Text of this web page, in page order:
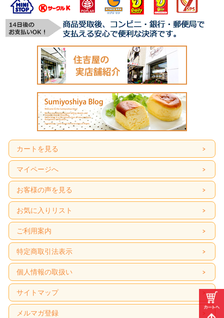
カートを見る
マイページへ
お客様の声を見る
お気に入りリスト
ご利用案内
特定商取引法表示
個人情報の取扱い
サイトマップ
メルマガ登録